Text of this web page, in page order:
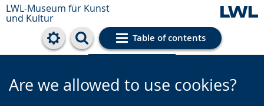
LWL-Museum für Kunst
und Kultur
Table of contents
Cookie settings
Are we allowed to use cookies?